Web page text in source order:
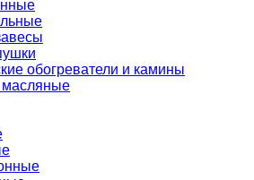
обогреватели и камины
масляные